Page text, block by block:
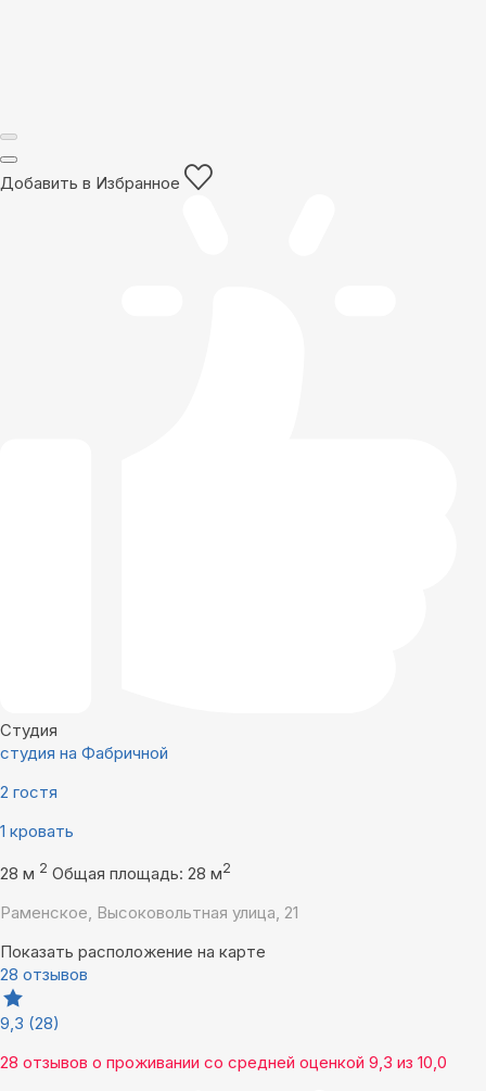
Добавить в Избранное
Студия
студия на Фабричной
2 гостя
1 кровать
28 м 2 Общая площадь: 28 м2
Раменское, Высоковольтная улица, 21
Показать расположение на карте
28 отзывов
9,3 (28)
28 отзывов о проживании со средней оценкой 9,3 из 10,0